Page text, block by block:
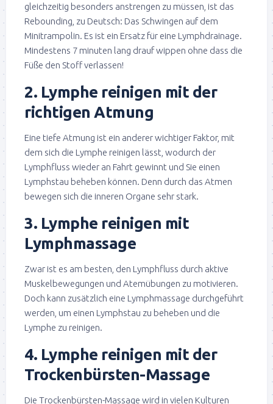
gleichzeitig besonders anstrengen zu müssen, ist das
Rebounding, zu Deutsch: Das Schwingen auf dem
Minitrampolin. Es ist ein Ersatz für eine Lymphdrainage.
Mindestens 7 minuten lang drauf wippen ohne dass die
Füße den Stoff verlassen!
2. Lymphe reinigen mit der
richtigen Atmung
Eine tiefe Atmung ist ein anderer wichtiger Faktor, mit
dem sich die Lymphe reinigen lässt, wodurch der
Lymphfluss wieder an Fahrt gewinnt und Sie einen
Lymphstau beheben können. Denn durch das Atmen
bewegen sich die inneren Organe sehr stark.
3. Lymphe reinigen mit
Lymphmassage
Zwar ist es am besten, den Lymphfluss durch aktive
Muskelbewegungen und Atemübungen zu motivieren.
Doch kann zusätzlich eine Lymphmassage durchgeführt
werden, um einen Lymphstau zu beheben und die
Lymphe zu reinigen.
4. Lymphe reinigen mit der
Trockenbürsten-Massage
Die Trockenbürsten-Massage wird in vielen Kulturen